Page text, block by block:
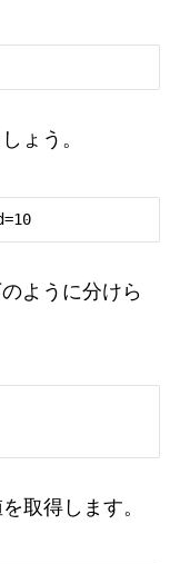
ょう。
https://example.com/detail.php?id=10
ように分けら
取得します。